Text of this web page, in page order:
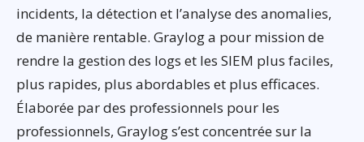
incidents, la détection et l’analyse des anomalies,
de manière rentable. Graylog a pour mission de
rendre la gestion des logs et les SIEM plus faciles,
plus rapides, plus abordables et plus efficaces.
Élaborée par des professionnels pour les
professionnels, Graylog s’est concentrée sur la